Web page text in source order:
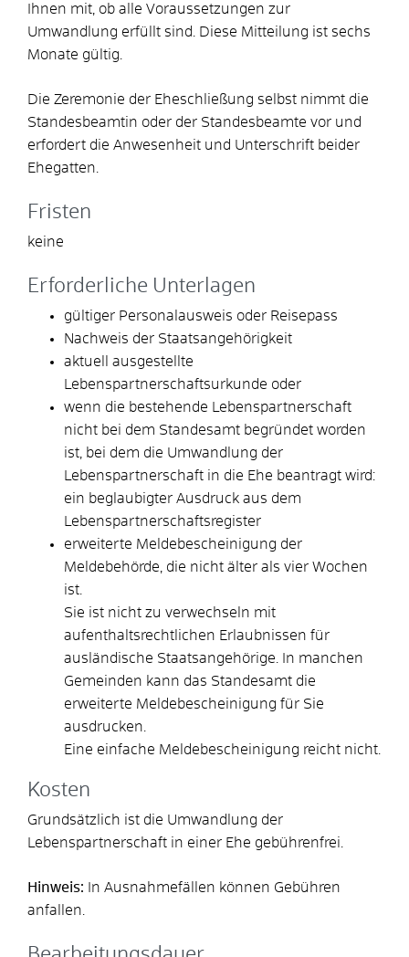
Ihnen mit, ob alle Voraussetzungen zur
Umwandlung erfüllt sind.
Diese Mitteilung ist sechs
Monate gültig.
Die Zeremonie der Eheschließung selbst nimmt die
Standesbeamtin oder der Standesbeamte vor und
erfordert die Anwesenheit und Unterschrift beider
Ehegatten.
Fristen
keine
Erforderliche Unterlagen
gültiger Personalausweis oder Reisepass
Nachweis der Staatsangehörigkeit
aktuell ausgestellte
Lebenspartnerschaftsurkunde oder
wenn die bestehende Lebenspartnerschaft
nicht bei dem Standesamt begründet worden
ist, bei dem die Umwandlung der
Lebenspartnerschaft in die Ehe beantragt wird:
ein beglaubigter Ausdruck aus dem
Lebenspartnerschaftsregister
erweiterte Meldebescheinigung der
Meldebehörde, die nicht älter als vier Wochen
ist.
Sie ist nicht zu verwechseln mit
aufenthaltsrechtlichen Erlaubnissen für
ausländische Staatsangehörige. In manchen
Gemeinden kann das Standesamt die
erweiterte Meldebescheinigung für Sie
ausdrucken.
Eine einfache Meldebescheinigung reicht nicht.
Kosten
Grundsätzlich ist die Umwandlung der
Lebenspartnerschaft in einer Ehe gebührenfrei.
Hinweis:
In Ausnahmefällen können Gebühren
anfallen.